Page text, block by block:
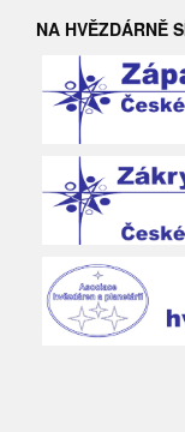
NA HVĚZDÁRNĚ